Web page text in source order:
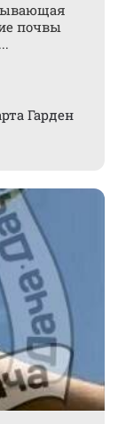
почвы
Гарден